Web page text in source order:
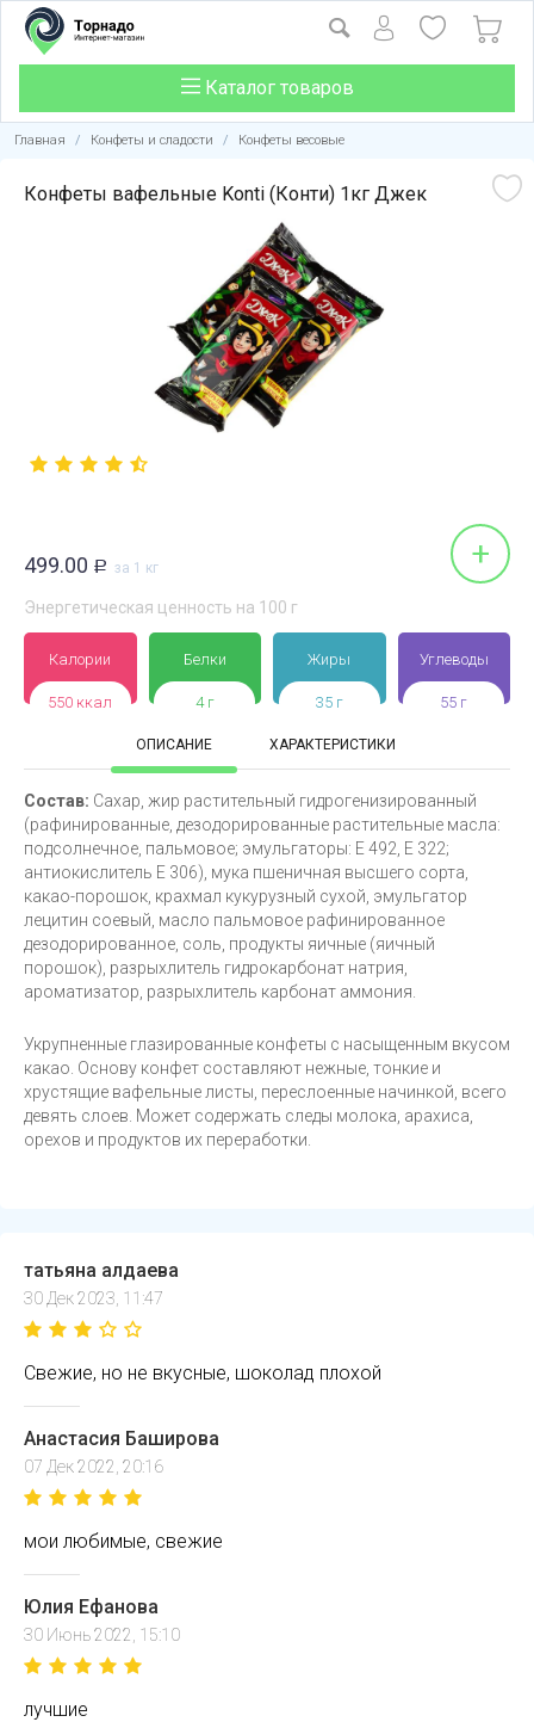
Каталог товаров
Главная / Конфеты и сладости / Конфеты весовые
Конфеты вафельные Konti (Конти) 1кг Джек
499.00 Р за 1 кг +
Энергетическая ценность на 100 г
Калории
550 ккал
Белки
4 г
Жиры
35 г
Углеводы
55 г
ОПИСАНИЕ ХАРАКТЕРИСТИКИ
Состав: Сахар, жир растительный гидрогенизированный
(рафинированные, дезодорированные растительные масла:
подсолнечное, пальмовое; эмульгаторы: Е 492, Е 322;
антиокислитель Е 306), мука пшеничная высшего сорта,
какао-порошок, крахмал кукурузный сухой, эмульгатор
лецитин соевый, масло пальмовое рафинированное
дезодорированное, соль, продукты яичные (яичный
порошок), разрыхлитель гидрокарбонат натрия,
ароматизатор, разрыхлитель карбонат аммония.
Укрупненные глазированные конфеты с насыщенным вкусом
какао. Основу конфет составляют нежные, тонкие и
хрустящие вафельные листы, переслоенные начинкой, всего
девять слоев. Может содержать следы молока, арахиса,
орехов и продуктов их переработки.
татьяна алдаева
30 Дек 2023, 11:47
Свежие, но не вкусные, шоколад плохой
Анастасия Баширова
07 Дек 2022, 20:16
мои любимые, свежие
Юлия Ефанова
30 Июнь 2022, 15:10
лучшие